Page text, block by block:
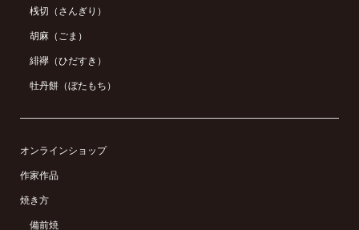
桟切（さんぎり）
胡麻（ごま）
緋襷（ひだすき）
牡丹餅（ぼたもち）
オンラインショップ
作家作品
焼き方
備前焼